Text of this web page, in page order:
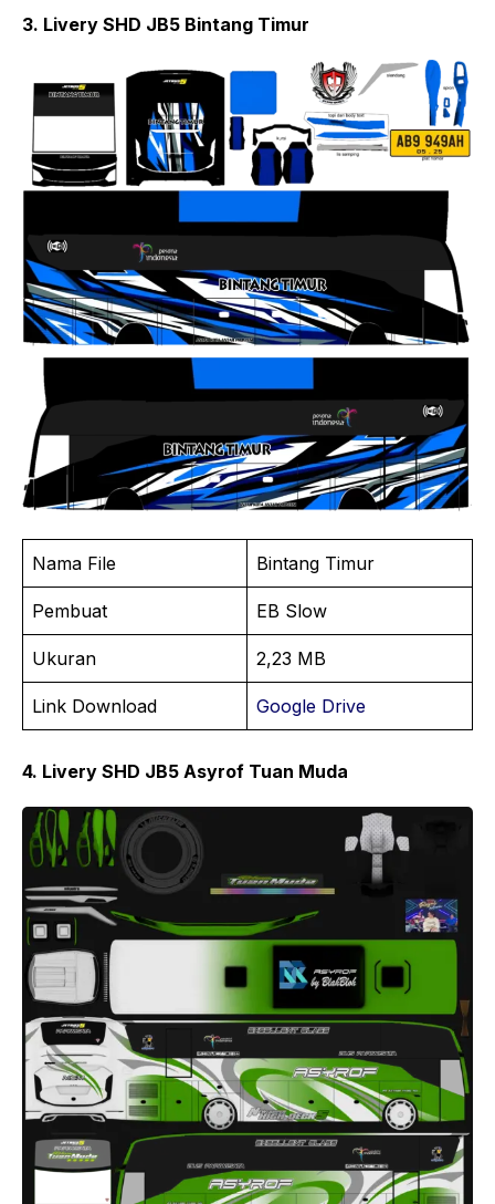
3. Livery SHD JB5 Bintang Timur
Nama File Bintang Timur
Pembuat EB Slow
Ukuran 2,23 MB
Link Download Google Drive
4. Livery SHD JB5 Asyrof Tuan Muda